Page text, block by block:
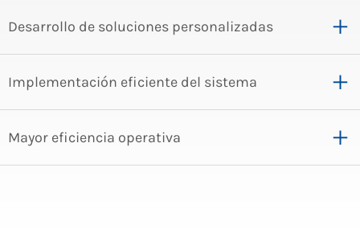
Desarrollo de soluciones personalizadas
Implementación eficiente del sistema
Mayor eficiencia operativa